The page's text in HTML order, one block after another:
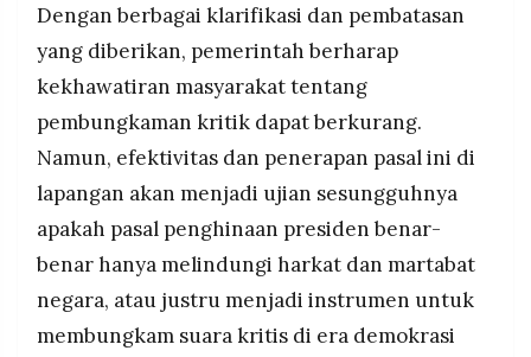
Dengan berbagai klarifikasi dan pembatasan
yang diberikan, pemerintah berharap
kekhawatiran masyarakat tentang
pembungkaman kritik dapat berkurang.
Namun, efektivitas dan penerapan pasal ini di
lapangan akan menjadi ujian sesungguhnya
apakah pasal penghinaan presiden benar-
benar hanya melindungi harkat dan martabat
negara, atau justru menjadi instrumen untuk
membungkam suara kritis di era demokrasi